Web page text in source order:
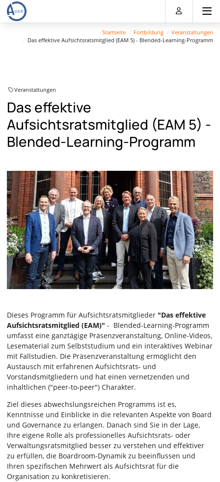
Direkt
zum
Inhalt
Direkt
zum
Hauptmenu
Direkt
zur
Suche
Direkt
zum
Footer
Startseite Fortbildung
Veranstaltungen
Das effektive Aufsichtsratsmitglied (EAM 5) - Blended-Learning-Programm
Veranstaltungen
Das effektive
Aufsichtsratsmitglied (EAM 5) -
Blended-Learning-Programm
Dieses Programm für Aufsichtsratsmitglieder "Das effektive
Aufsichtsratsmitglied (EAM)" - Blended-Learning-Programm
umfasst eine ganztägige Präsenzveranstaltung, Online-Videos,
Lesematerial zum Selbststudium und ein interaktives Webinar
mit Fallstudien. Die Präsenzveranstaltung ermöglicht den
Austausch mit erfahrenen Aufsichtsrats- und
Vorstandsmitgliedern und hat einen vernetzenden und
inhaltlichen ("peer-to-peer") Charakter.
Ziel dieses abwechslungsreichen Programms ist es,
Kenntnisse und Einblicke in die relevanten Aspekte von Board
und Governance zu erlangen. Danach sind Sie in der Lage,
Ihre eigene Rolle als professionelles Aufsichtsrats- oder
Verwaltungsratsmitglied besser zu verstehen und effektiver
zu erfüllen, die Boardroom-Dynamik zu beeinflussen und
Ihren spezifischen Mehrwert als Aufsichtsrat für die
Organisation zu konkretisieren.